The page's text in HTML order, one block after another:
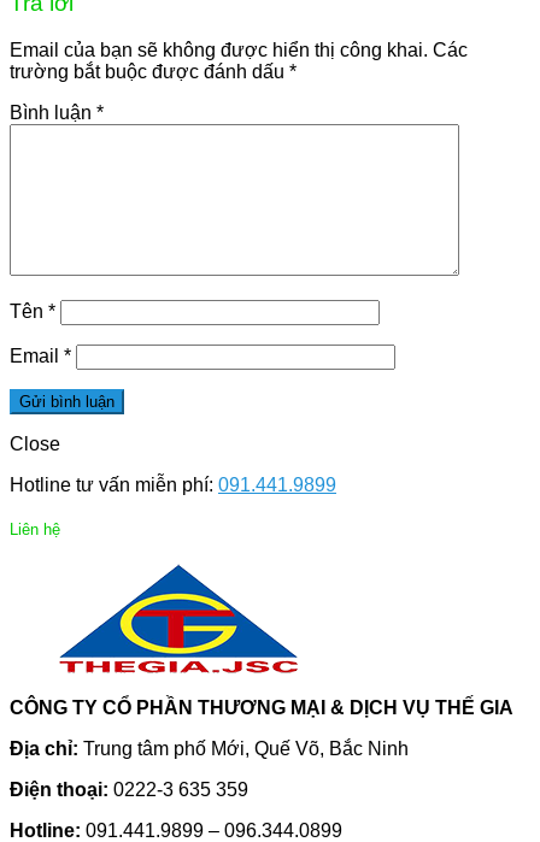
Email của bạn sẽ không được hiển thị công khai. Các
trường bắt buộc được đánh dấu *
Bình luận *
Tên *
Email *
Close
Hotline tư vấn miễn phí: 091.441.9899
Liên hệ
CÔNG TY CỔ PHẦN THƯƠNG MẠI & DỊCH VỤ THẾ GIA
Địa chỉ: Trung tâm phố Mới, Quế Võ, Bắc Ninh
Điện thoại: 0222-3 635 359
Hotline: 091.441.9899 – 096.344.0899